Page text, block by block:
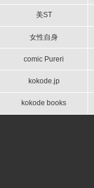
美ST
女性自身
comic Pureri
kokode.jp
kokode books